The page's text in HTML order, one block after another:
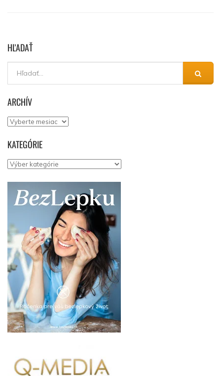
HĽADAŤ
ARCHÍV
Archív
KATEGÓRIE
Kategórie